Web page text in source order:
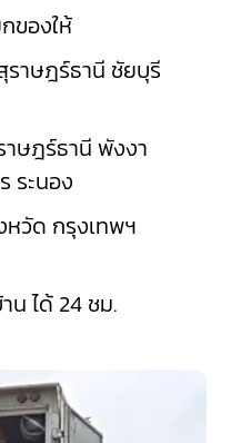
ของให้
ราษฎร์ธานี ชัยบุรี
ษฎร์ธานี พังงา
ระนอง
หวัด กรุงเทพฯ
น ได้ 24 ชม.